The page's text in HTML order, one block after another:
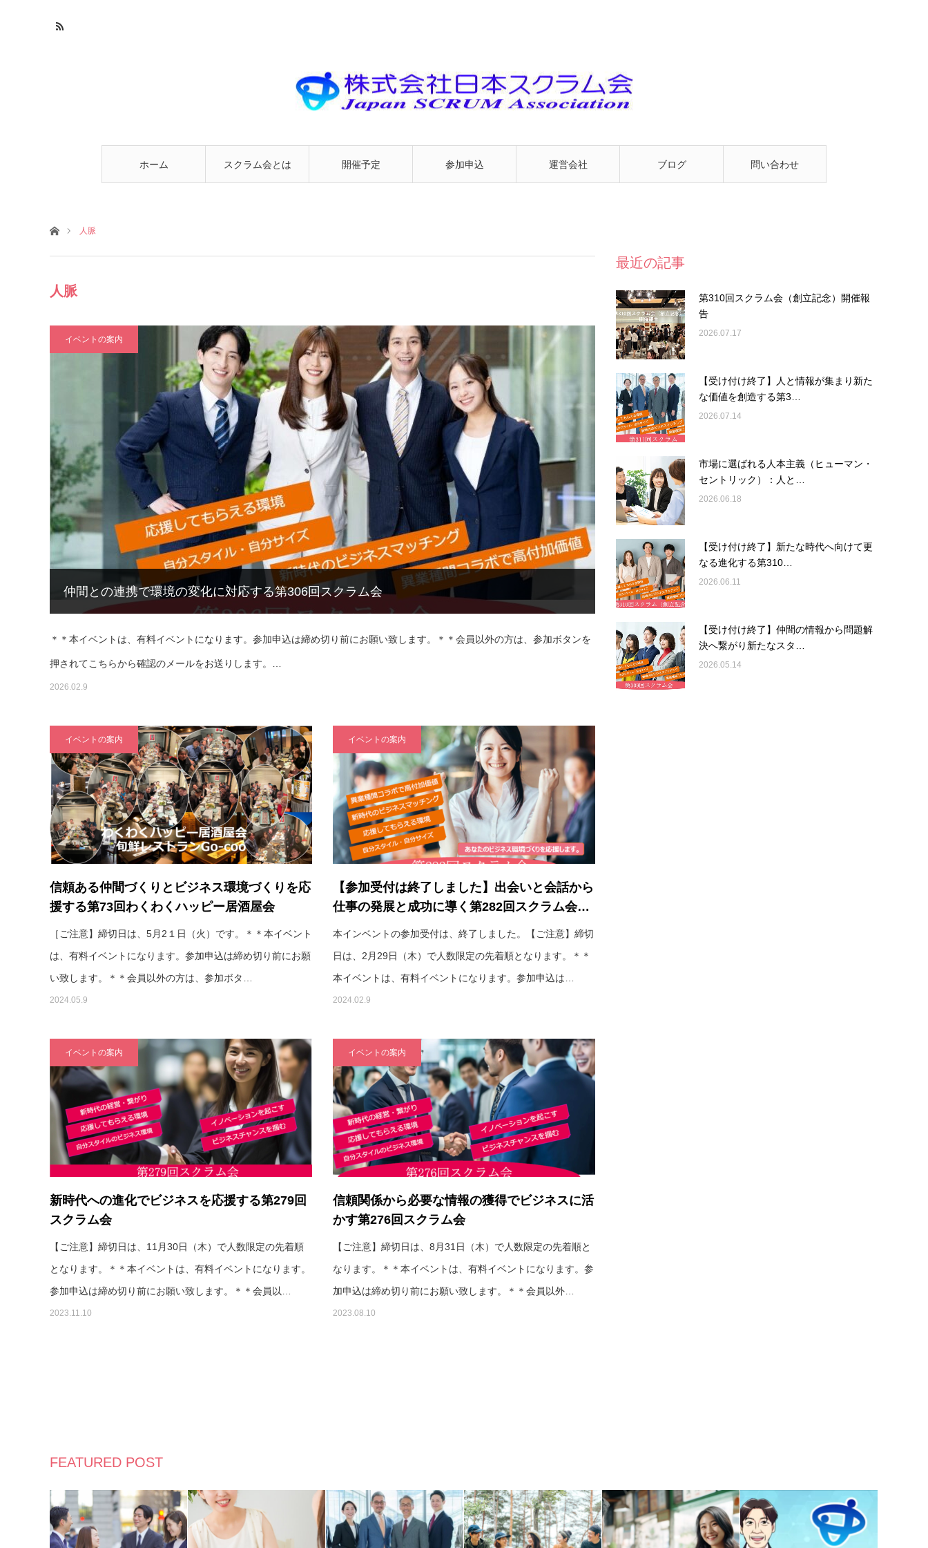
ホーム スクラム会とは 開催予定 参加申込 運営会社 ブログ 問い合わせ
ホーム人脈
人脈
イベントの案内
仲間との連携で環境の変化に対応する第306回スクラム会
＊＊本イベントは、有料イベントになります。参加申込は締め切り前にお願い致します。＊＊会員以外の方は、参加ボタンを
押されてこちらから確認のメールをお送りします。…
2026.02.9
イベントの案内
信頼ある仲間づくりとビジネス環境づくりを応
援する第73回わくわくハッピー居酒屋会
［ご注意】締切日は、5月2１日（火）です。＊＊本イベント
は、有料イベントになります。参加申込は締め切り前にお願
い致します。＊＊会員以外の方は、参加ボタ…
2024.05.9
イベントの案内
【参加受付は終了しました】出会いと会話から
仕事の発展と成功に導く第282回スクラム会…
本インベントの参加受付は、終了しました。【ご注意】締切
日は、2月29日（木）で人数限定の先着順となります。＊＊
本イベントは、有料イベントになります。参加申込は…
2024.02.9
イベントの案内
新時代への進化でビジネスを応援する第279回
スクラム会
【ご注意】締切日は、11月30日（木）で人数限定の先着順
となります。＊＊本イベントは、有料イベントになります。
参加申込は締め切り前にお願い致します。＊＊会員以…
2023.11.10
イベントの案内
信頼関係から必要な情報の獲得でビジネスに活
かす第276回スクラム会
【ご注意】締切日は、8月31日（木）で人数限定の先着順と
なります。＊＊本イベントは、有料イベントになります。参
加申込は締め切り前にお願い致します。＊＊会員以外…
2023.08.10
最近の記事
第310回スクラム会（創立記念）開催報
告
2026.07.17
【受け付け終了】人と情報が集まり新た
な価値を創造する第3…
2026.07.14
市場に選ばれる人本主義（ヒューマン・
セントリック）：人と…
2026.06.18
【受け付け終了】新たな時代へ向けて更
なる進化する第310…
2026.06.11
【受け付け終了】仲間の情報から問題解
決へ繋がり新たなスタ…
2026.05.14
FEATURED POST